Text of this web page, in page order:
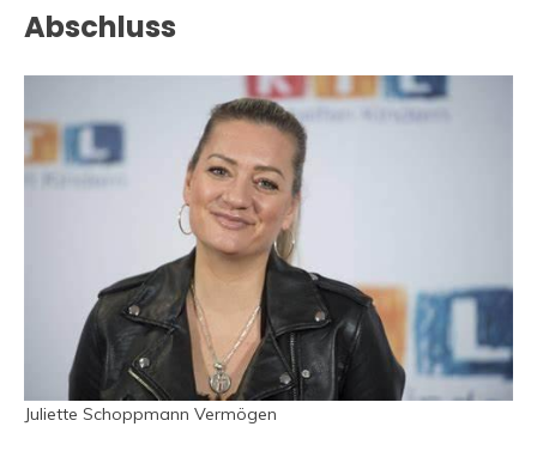
Abschluss
Juliette Schoppmann Vermögen